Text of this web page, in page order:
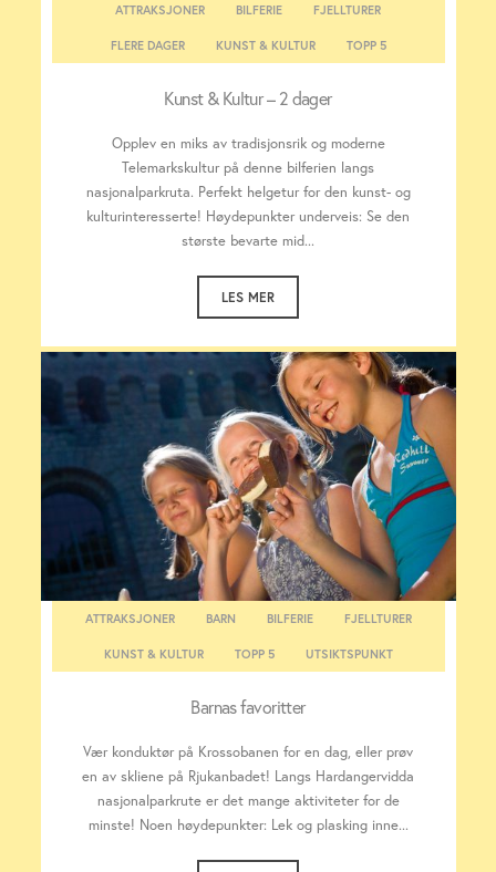
ATTRAKSJONER BILFERIE FJELLTURER
FLERE DAGER KUNST & KULTUR TOPP 5
Kunst & Kultur – 2 dager
Opplev en miks av tradisjonsrik og moderne
Telemarkskultur på denne bilferien langs
nasjonalparkruta. Perfekt helgetur for den kunst- og
kulturinteresserte! Høydepunkter underveis: Se den
største bevarte mid...
LES MER
ATTRAKSJONER BARN BILFERIE FJELLTURER
KUNST & KULTUR TOPP 5 UTSIKTSPUNKT
Barnas favoritter
Vær konduktør på Krossobanen for en dag, eller prøv
en av skliene på Rjukanbadet! Langs Hardangervidda
nasjonalparkrute er det mange aktiviteter for de
minste! Noen høydepunkter: Lek og plasking inne...